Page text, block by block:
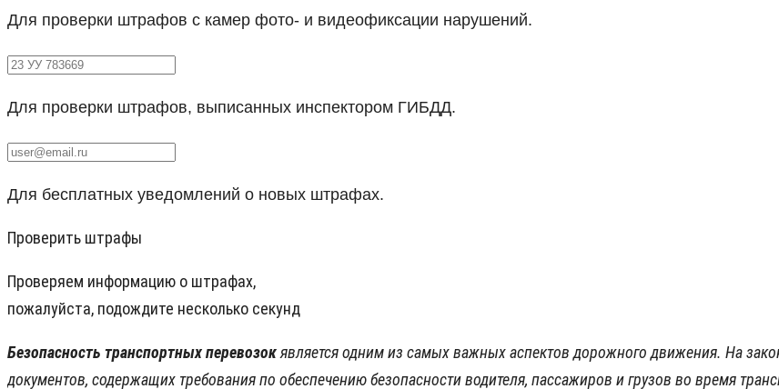
Для проверки штрафов с камер фото- и видеофиксации нарушений.
Для проверки штрафов, выписанных инспектором ГИБДД.
Для бесплатных уведомлений о новых штрафах.
Проверить штрафы
Проверяем информацию о штрафах,
пожалуйста, подождите несколько секунд
Безопасность транспортных перевозокявляется одним из самых важных аспектов дорожного движения. На
документов, содержащих требования по обеспечению безопасности водителя, пассажиров и грузов во время